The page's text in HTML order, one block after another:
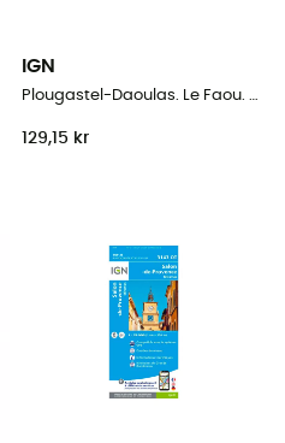
IGN
Plougastel-Daoulas. Le Faou. Pnr D'Armorique
129,15 kr